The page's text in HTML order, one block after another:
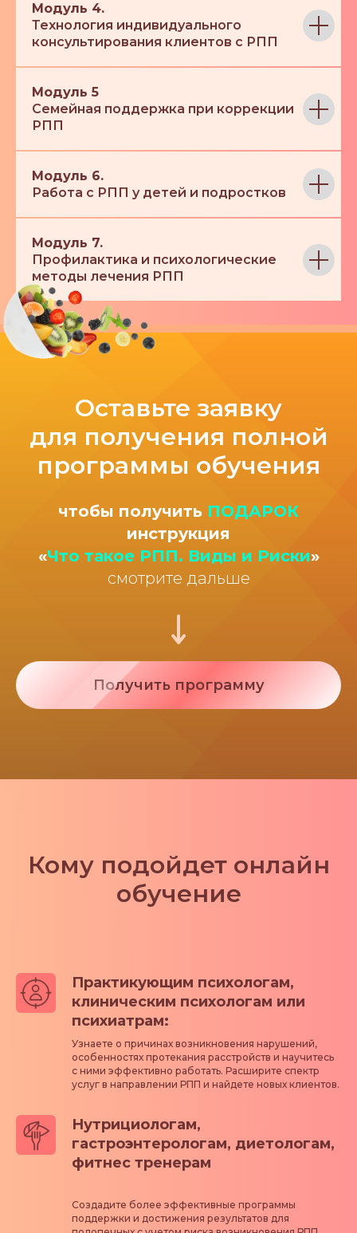
Модуль 4.
Технология индивидуального
консультирования клиентов с РПП
Модуль 5
Семейная поддержка при коррекции
РПП
Модуль 6.
Работа с РПП у детей и подростков
Модуль 7.
Профилактика и психологические
методы лечения РПП
Оставьте заявку
для получения полной
программы обучения
чтобы получить ПОДАРОК
инструкция
«Что такое РПП. Виды и Риски»
смотрите дальше
Получить программу
Кому подойдет онлайн
обучение
Практикующим психологам,
клиническим психологам или
психиатрам:
Узнаете о причинах возникновения нарушений,
особенностях протекания расстройств и научитесь
с ними эффективно работать. Расширите спектр
услуг в направлении РПП и найдете новых клиентов.
Нутрициологам,
гастроэнтерологам, диетологам,
фитнес тренерам
Создадите более эффективные программы
поддержки и достижения результатов для